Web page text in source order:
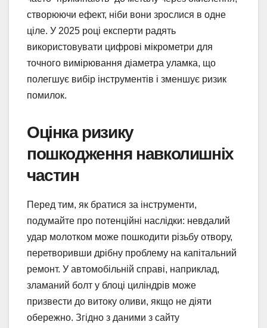
створюючи ефект, ніби вони зрослися в одне
ціле. У 2025 році експерти радять
використовувати цифрові мікрометри для
точного вимірювання діаметра уламка, що
полегшує вибір інструментів і зменшує ризик
помилок.
Оцінка ризику
пошкодження навколишніх
частин
Перед тим, як братися за інструменти,
подумайте про потенційні наслідки: невдалий
удар молотком може пошкодити різьбу отвору,
перетворивши дрібну проблему на капітальний
ремонт. У автомобільній справі, наприклад,
зламаний болт у блоці циліндрів може
призвести до витоку оливи, якщо не діяти
обережно. Згідно з даними з сайту